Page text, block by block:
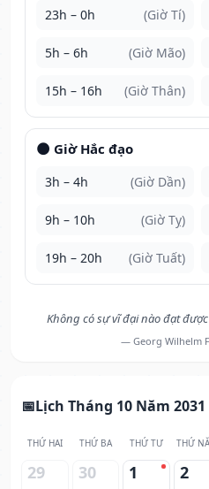
23h – 0h (Giờ Tí)
5h – 6h (Giờ Mão)
15h – 16h (Giờ Thân)
🌑 Giờ Hắc đạo
3h – 4h (Giờ Dần)
9h – 10h (Giờ Tỵ)
19h – 20h (Giờ Tuất)
Không có sự vĩ đại nào đạt
— Georg Wilhelm
Lịch Tháng 10 Năm 2031
THỨ HAI THỨ BA THỨ TƯ THỨ
29 30 1 2